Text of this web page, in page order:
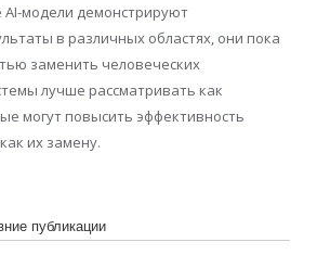
AI-модели демонстрируют
в различных областях, они пока
заменить человеческих
лучше рассматривать как
могут повысить эффективность
их замену.
публикации